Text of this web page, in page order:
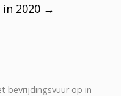
2020 →
bevrijdingsvuur op in